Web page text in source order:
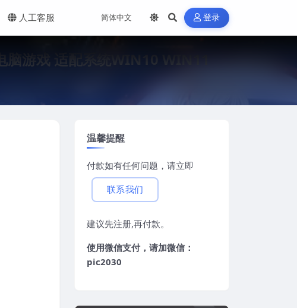
人工客服 登录
游戏 适配系统WIN10 WIN11
温馨提醒
付款如有任何问题，请立即
联系我们
建议先注册,再付款。
使用微信支付，请加微信：
pic2030